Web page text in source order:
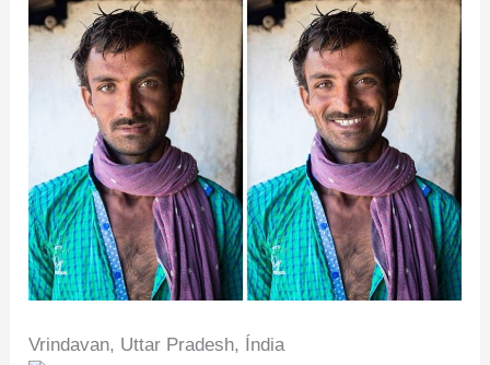
Vrindavan, Uttar Pradesh, Índia